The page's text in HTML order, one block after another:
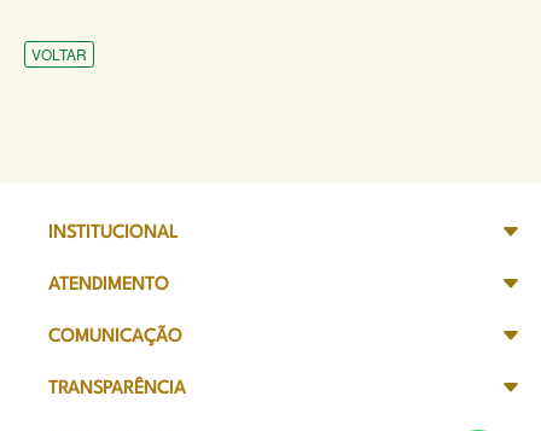
VOLTAR
INSTITUCIONAL
ATENDIMENTO
COMUNICAÇÃO
TRANSPARÊNCIA